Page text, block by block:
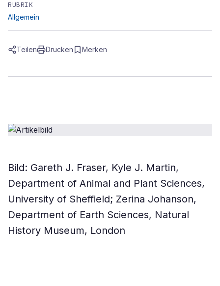
RUBRIK
Allgemein
Teilen Drucken Merken
Bild: Gareth J. Fraser, Kyle J. Martin,
Department of Animal and Plant Sciences,
University of Sheffield; Zerina Johanson,
Department of Earth Sciences, Natural
History Museum, London